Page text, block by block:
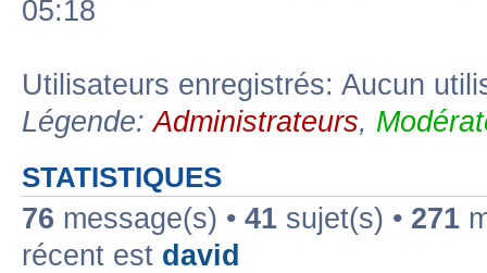
05:18
Utilisateurs enregistrés: Aucun
Légende:Administrateurs,
STATISTIQUES
76 message(s) • 41 sujet(s) • 271
récent est david